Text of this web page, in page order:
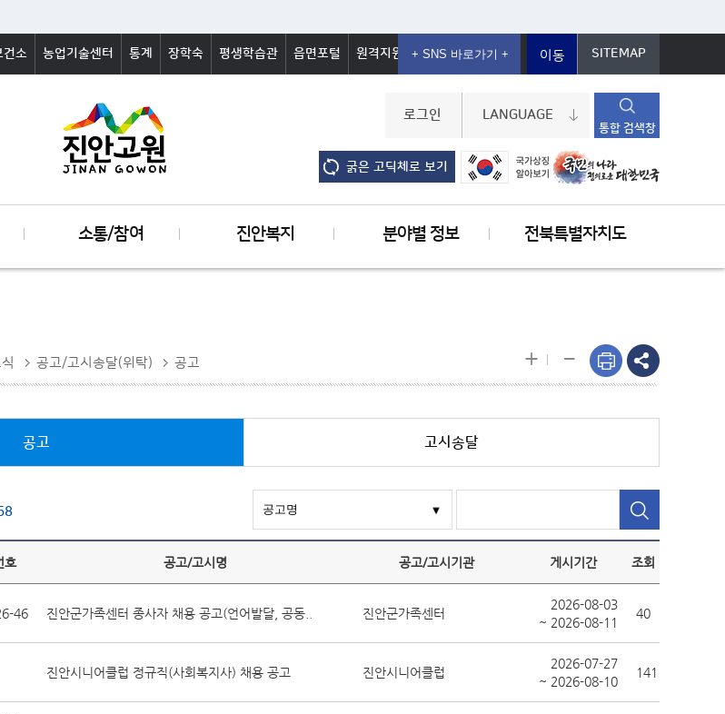
건소 농업기술센터 통계 장학숙 평생학습관 읍면포털 원격지원 이동 SITEMAP
로그인 LANGUAGE
통합 검색창
굵은 고딕체로 보기
소통/참여 진안복지 분야별 정보 전북특별자치도
공고/고시송달(위탁) 공고 + -
공고 고시송달
호 공고/고시명 공고/고시기관 게시기간 조회
46 진안군가족센터 종사자 채용 공고(언어발달, 공동.. 진안군가족센터
2026-08-03
~ 2026-08-11
40
진안시니어클럽 정규직(사회복지사) 채용 공고 진안시니어클럽
2026-07-27
~ 2026-08-10
141